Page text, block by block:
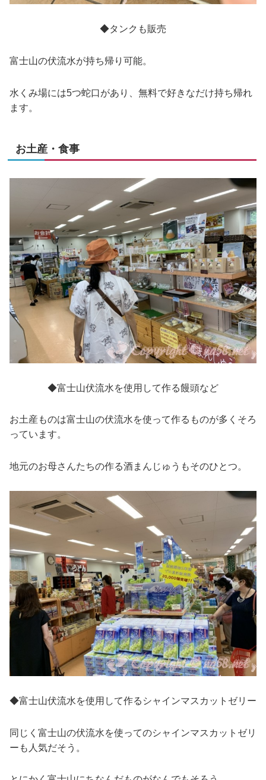
◆タンクも販売
富士山の伏流水が持ち帰り可能。
水くみ場には5つ蛇口があり、無料で好きなだけ持ち帰れ
ます。
お土産・食事
◆富士山伏流水を使用して作る饅頭など
お土産ものは富士山の伏流水を使って作るものが多くそろ
っています。
地元のお母さんたちの作る酒まんじゅうもそのひとつ。
◆富士山伏流水を使用して作るシャインマスカットゼリー
同じく富士山の伏流水を使ってのシャインマスカットゼリ
ーも人気だそう。